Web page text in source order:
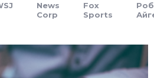
News
Corp
Fox
Sports